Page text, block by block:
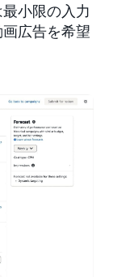
小限の入力
広告を希望